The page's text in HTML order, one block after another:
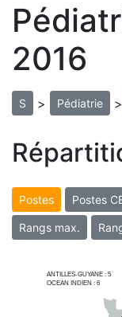
2016
S > Pédiatrie >
Postes Postes
Rangs max.
ANTILLES-GUYANE : 5
OCEAN INDIEN : 6